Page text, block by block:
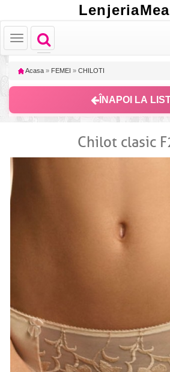
Toggle
navigation
Toggle
navigation
Acasa » FEMEI » CHILOTI
ÎNAPOI LA
Chilot clasic